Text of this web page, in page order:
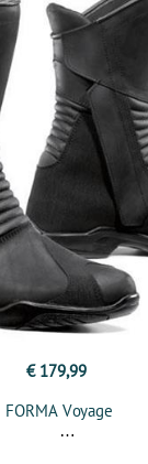
€ 179,99
FORMA Voyage